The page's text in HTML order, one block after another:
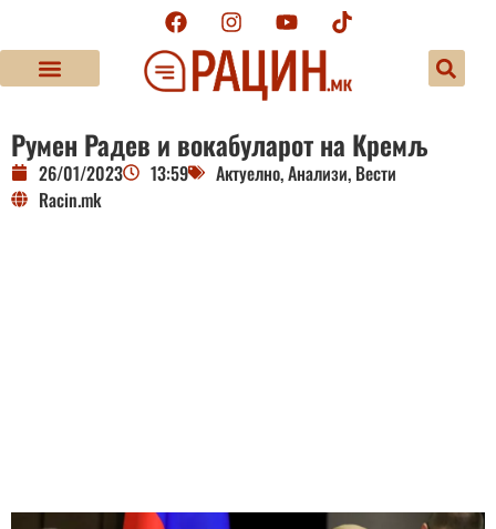
Румен Радев и вокабуларот на Кремљ
26/01/2023 13:59 Актуелно,Анализи, Вести
Racin.mk